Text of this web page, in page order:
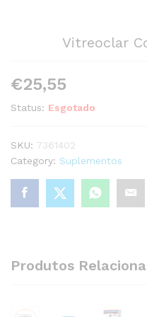
Vitreoclar
€25,55
Status: Esgotado
SKU: 7361402
Category: Suplementos
Produtos